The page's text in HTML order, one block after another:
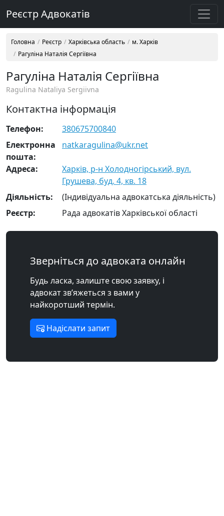
Реєстр Адвокатів
Головна Реєстр Харківська область
м. Харків
Рагуліна Наталія Сергіївна
Рагуліна Наталія Сергіївна
Ragulina Nataliya Sergiivna
Контактна інформація
Телефон:
380675700840
Електронна
пошта:
natkaragulina@ukr.net
Адреса:
Харків, р-н Холодногірський, вул.
Грушева, буд. 4, кв. 18
Діяльність:
(Індивідуальна адвокатська діяльність)
Реєстр:
Рада адвокатів Харківської області
Зверніться до адвоката онлайн
Будь ласка, залиште свою заявку, і
адвокат зв’яжеться з вами у
найкоротший термін.
Надіслати запит